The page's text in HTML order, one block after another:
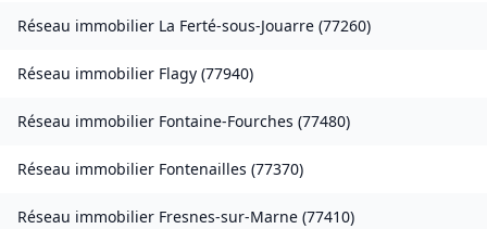
Réseau immobilier La Ferté-sous-Jouarre (77260)
Réseau immobilier Flagy (77940)
Réseau immobilier Fontaine-Fourches (77480)
Réseau immobilier Fontenailles (77370)
Réseau immobilier Fresnes-sur-Marne (77410)